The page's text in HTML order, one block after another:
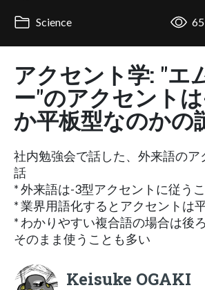
Science 65
アクセント学: "エ
ー"のアクセント
か平板型なのかの
社内勉強会で話した、外来語のア
話
* 外来語は-3型アクセントに従う
* 業界用語化するとアクセントは
* わかりやすい複合語の場合は後
そのまま使うことも多い
Keisuke OGAKI